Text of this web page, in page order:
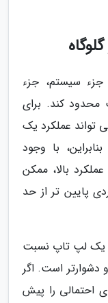
جزء سیستم، جزء
محدود کند. برای
تواند عملکرد یک
با وجود
بالا، ممکن
پایین تر از حد
یک لپ تاپ نسبت
دشوارتر است. اگر
احتمالی را پیش